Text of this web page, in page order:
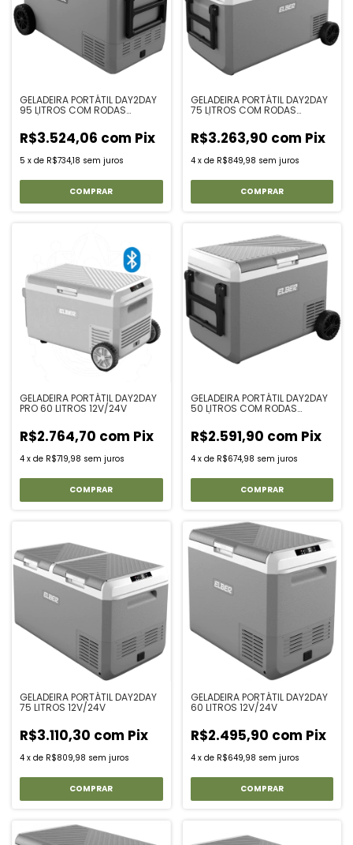
GELADEIRA PORTÁTIL DAY2DAY
95 LITROS COM RODAS
R$3.524,06 com Pix
5 x de R$734,18 sem juros
GELADEIRA PORTÁTIL DAY2DAY
75 LITROS COM RODAS
R$3.263,90 com Pix
4 x de R$849,98 sem juros
GELADEIRA PORTÁTIL DAY2DAY
PRO 60 LITROS 12V/24V
R$2.764,70 com Pix
4 x de R$719,98 sem juros
GELADEIRA PORTÁTIL DAY2DAY
50 LITROS COM RODAS
R$2.591,90 com Pix
4 x de R$674,98 sem juros
GELADEIRA PORTÁTIL DAY2DAY
75 LITROS 12V/24V
R$3.110,30 com Pix
4 x de R$809,98 sem juros
GELADEIRA PORTÁTIL DAY2DAY
60 LITROS 12V/24V
R$2.495,90 com Pix
4 x de R$649,98 sem juros